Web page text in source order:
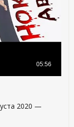
2020 —